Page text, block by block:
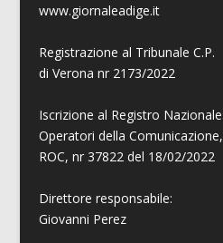
www.giornaleadige.it
Registrazione al Tribunale C.P.
di Verona nr 2173/2022
Iscrizione al Registro Nazionale
Operatori della Comunicazione,
ROC, nr 37822 del 18/02/2022
Direttore responsabile:
Giovanni Perez